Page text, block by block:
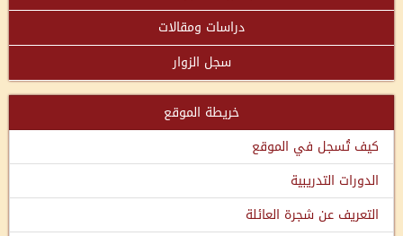
دراسات ومقالات
سجل الزوار
خريطة الموقع
كيف تُسجل في الموقع
الدورات التدريبية
التعريف عن شجرة العائلة